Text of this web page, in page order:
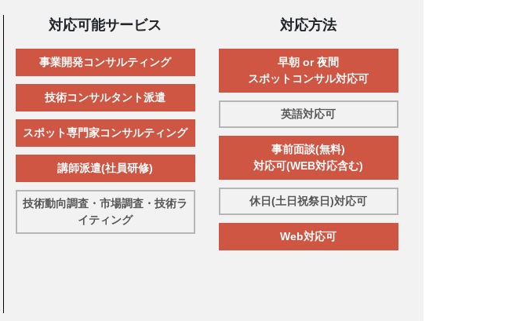
対応可能サービス
事業開発コンサルティング
技術コンサルタント派遣
スポット専門家コンサルティング
講師派遣(社員研修)
技術動向調査・市場調査・技術ラ
イティング
対応方法
早朝 or 夜間
スポットコンサル対応可
英語対応可
事前面談(無料)
対応可(WEB対応含む)
休日(土日祝祭日)対応可
Web対応可